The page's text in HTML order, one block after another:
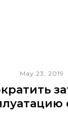
May 23, 2019